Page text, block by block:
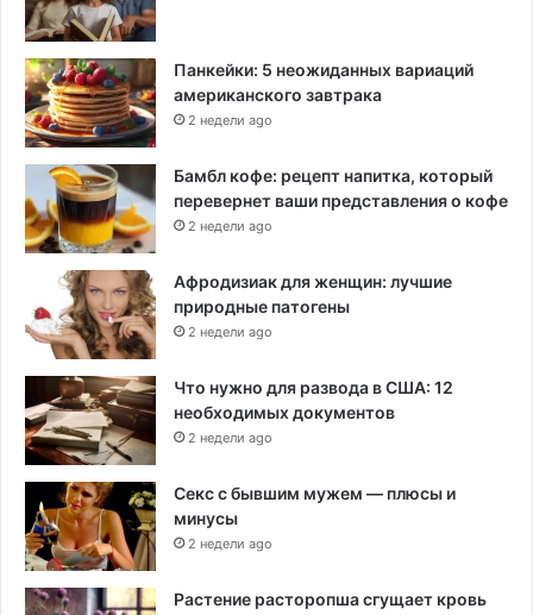
Панкейки: 5 неожиданных вариаций
американского завтрака
2 недели ago
Бамбл кофе: рецепт напитка, который
перевернет ваши представления о кофе
2 недели ago
Афродизиак для женщин: лучшие
природные патогены
2 недели ago
Что нужно для развода в США: 12
необходимых документов
2 недели ago
Секс с бывшим мужем — плюсы и
минусы
2 недели ago
Растение расторопша сгущает кровь